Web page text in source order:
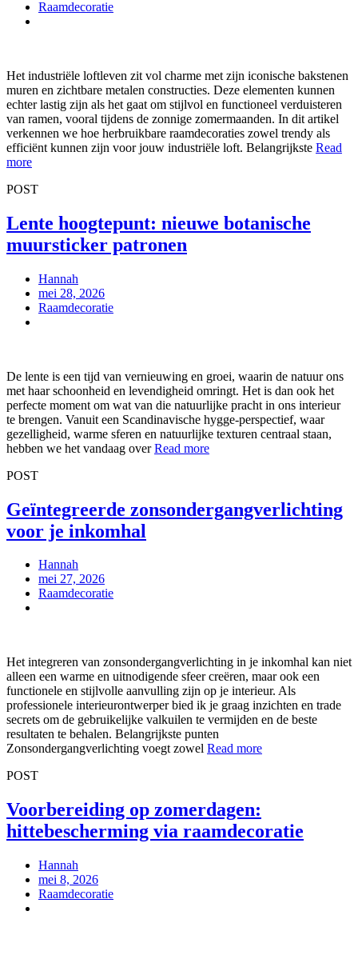
Raamdecoratie
Het industriële loftleven zit vol charme met zijn iconische bakstenen
muren en zichtbare metalen constructies. Deze elementen kunnen
echter lastig zijn als het gaat om stijlvol en functioneel verduisteren
van ramen, vooral tijdens de zonnige zomermaanden. In dit artikel
verkennen we hoe herbruikbare raamdecoraties zowel trendy als
efficiënt kunnen zijn voor jouw industriële loft. Belangrijkste Read
more
POST
Lente hoogtepunt: nieuwe botanische
muursticker patronen
Hannah
mei 28, 2026
Raamdecoratie
De lente is een tijd van vernieuwing en groei, waarin de natuur ons
met haar schoonheid en levendigheid omringt. Het is dan ook het
perfecte moment om wat van die natuurlijke pracht in ons interieur
te brengen. Vanuit een Scandinavische hygge-perspectief, waar
gezelligheid, warme sferen en natuurlijke texturen centraal staan,
hebben we het vandaag overRead more
POST
Geïntegreerde zonsondergangverlichting
voor je inkomhal
Hannah
mei 27, 2026
Raamdecoratie
Het integreren van zonsondergangverlichting in je inkomhal kan niet
alleen een warme en uitnodigende sfeer creëren, maar ook een
functionele en stijlvolle aanvulling zijn op je interieur. Als
professionele interieurontwerper bied ik je graag inzichten en trade
secrets om de gebruikelijke valkuilen te vermijden en de beste
resultaten te behalen. Belangrijkste punten
Zonsondergangverlichting voegt zowel Read more
POST
Voorbereiding op zomerdagen:
hittebescherming via raamdecoratie
Hannah
mei 8, 2026
Raamdecoratie